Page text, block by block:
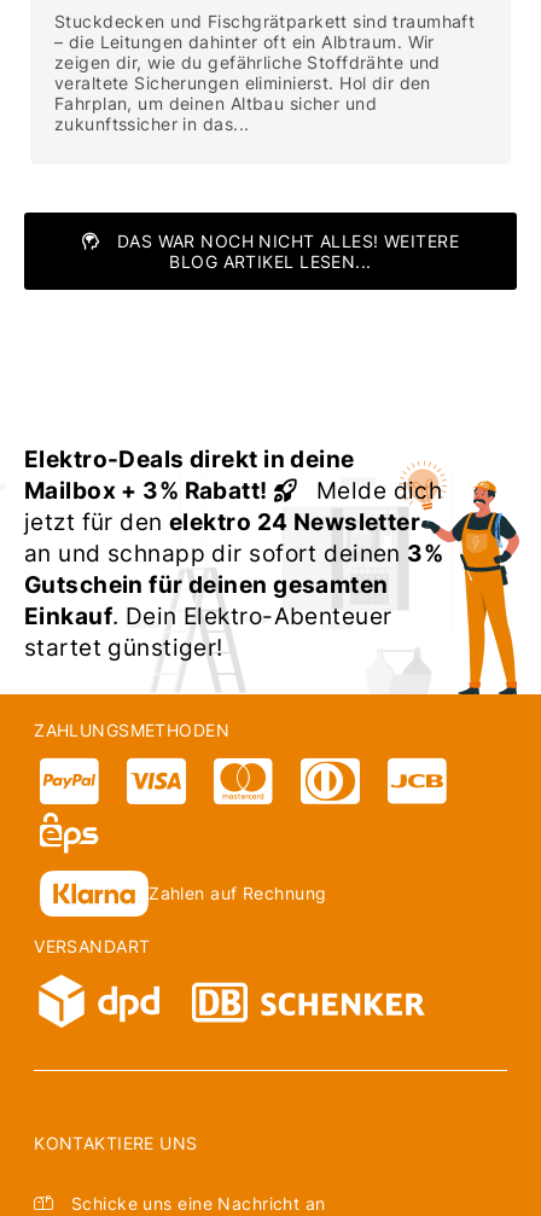
Stuckdecken und Fischgrätparkett sind traumhaft
– die Leitungen dahinter oft ein Albtraum. Wir
zeigen dir, wie du gefährliche Stoffdrähte und
veraltete Sicherungen eliminierst. Hol dir den
Fahrplan, um deinen Altbau sicher und
zukunftssicher in das...
DAS WAR NOCH NICHT ALLES! WEITERE
BLOG ARTIKEL LESEN...
Elektro-Deals direkt in deine
Mailbox + 3% Rabatt!
Melde dich
jetzt für denelektro 24 Newsletter
an und schnapp dir sofort deinen 3%
Gutschein für deinen gesamten
Einkauf. Dein Elektro-Abenteuer
startet günstiger!
ZAHLUNGSMETHODEN
Zahlen auf Rechnung
VERSANDART
KONTAKTIERE UNS
Schicke uns eine Nachricht an